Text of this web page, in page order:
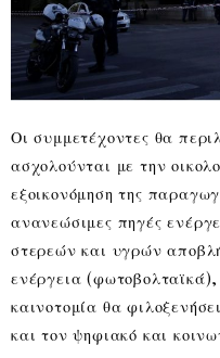
Οι συμμετέχοντες θα
ασχολούνται με την
εξοικονόμηση της
ανανεώσιμες πηγές
στερεών και υγρών
ενέργεια
καινοτομία θα
και τον ψηφιακό και